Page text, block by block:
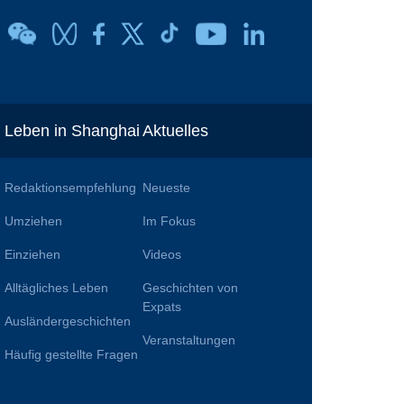
Leben in Shanghai
Redaktionsempfehlung
Umziehen
Einziehen
Alltägliches Leben
Ausländergeschichten
Häufig gestellte Fragen
Aktuelles
Neueste
Im Fokus
Videos
Geschichten von
Expats
Veranstaltungen